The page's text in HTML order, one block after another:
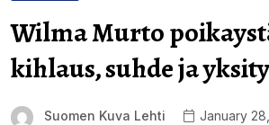
Wilma Murto
kihlaus, suhde ja
Suomen Kuva Lehti
January